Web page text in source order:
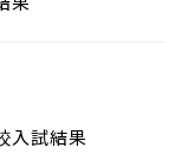
入試結果